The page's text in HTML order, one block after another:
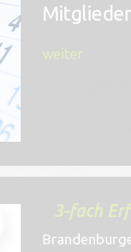
weiter
3-fach